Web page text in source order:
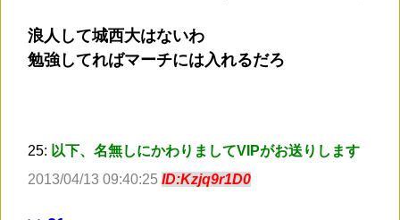
浪人して城西大はないわ
勉強してればマーチには入れるだろ
25: 以下、名無しにかわりましてVIPがお送りします
2013/04/13 09:40:25 ID:Kzjq9r1D0